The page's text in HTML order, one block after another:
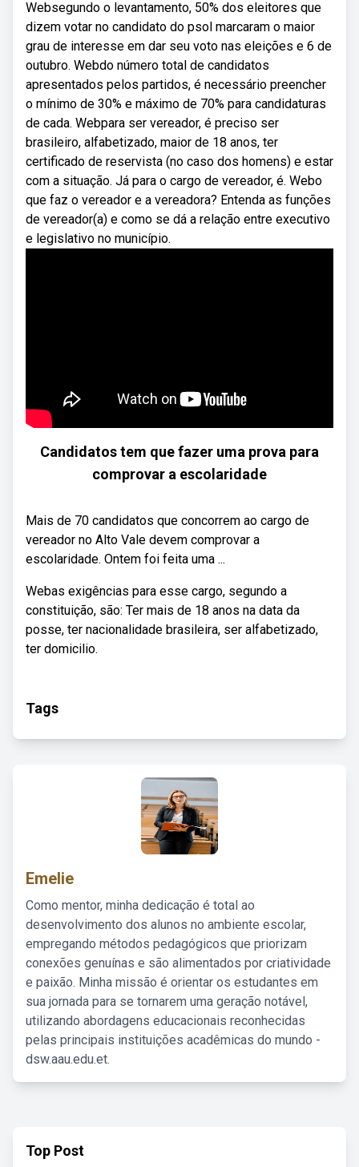
Websegundo o levantamento, 50% dos eleitores que
dizem votar no candidato do psol marcaram o maior
grau de interesse em dar seu voto nas eleições e 6 de
outubro. Webdo número total de candidatos
apresentados pelos partidos, é necessário preencher
o mínimo de 30% e máximo de 70% para candidaturas
de cada. Webpara ser vereador, é preciso ser
brasileiro, alfabetizado, maior de 18 anos, ter
certificado de reservista (no caso dos homens) e estar
com a situação. Já para o cargo de vereador, é. Webo
que faz o vereador e a vereadora? Entenda as funções
de vereador(a) e como se dá a relação entre executivo
e legislativo no município.
Candidatos tem que fazer uma prova para
comprovar a escolaridade
Mais de 70 candidatos que concorrem ao cargo de
vereador no Alto Vale devem comprovar a
escolaridade. Ontem foi feita uma ...
Webas exigências para esse cargo, segundo a
constituição, são: Ter mais de 18 anos na data da
posse, ter nacionalidade brasileira, ser alfabetizado,
ter domicilio.
Tags
Emelie
Como mentor, minha dedicação é total ao
desenvolvimento dos alunos no ambiente escolar,
empregando métodos pedagógicos que priorizam
conexões genuínas e são alimentados por criatividade
e paixão. Minha missão é orientar os estudantes em
sua jornada para se tornarem uma geração notável,
utilizando abordagens educacionais reconhecidas
pelas principais instituições acadêmicas do mundo -
dsw.aau.edu.et.
Top Post